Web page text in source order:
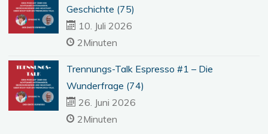
Geschichte (75)
10. Juli 2026
2Minuten
Trennungs-Talk Espresso #1 – Die
Wunderfrage (74)
26. Juni 2026
2Minuten